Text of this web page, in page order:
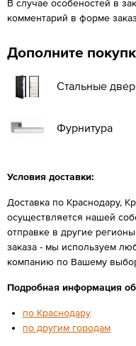
В случае особеностей в
комментарий в форме
Дополните
Стальные
Фурнитура
Условия доставки:
Доставка по Краснодару,
осуществляется нашей
отправке в другие
заказа - мы используем
компанию по Вашему
Подробная информация об
по Краснодару
по другим городам